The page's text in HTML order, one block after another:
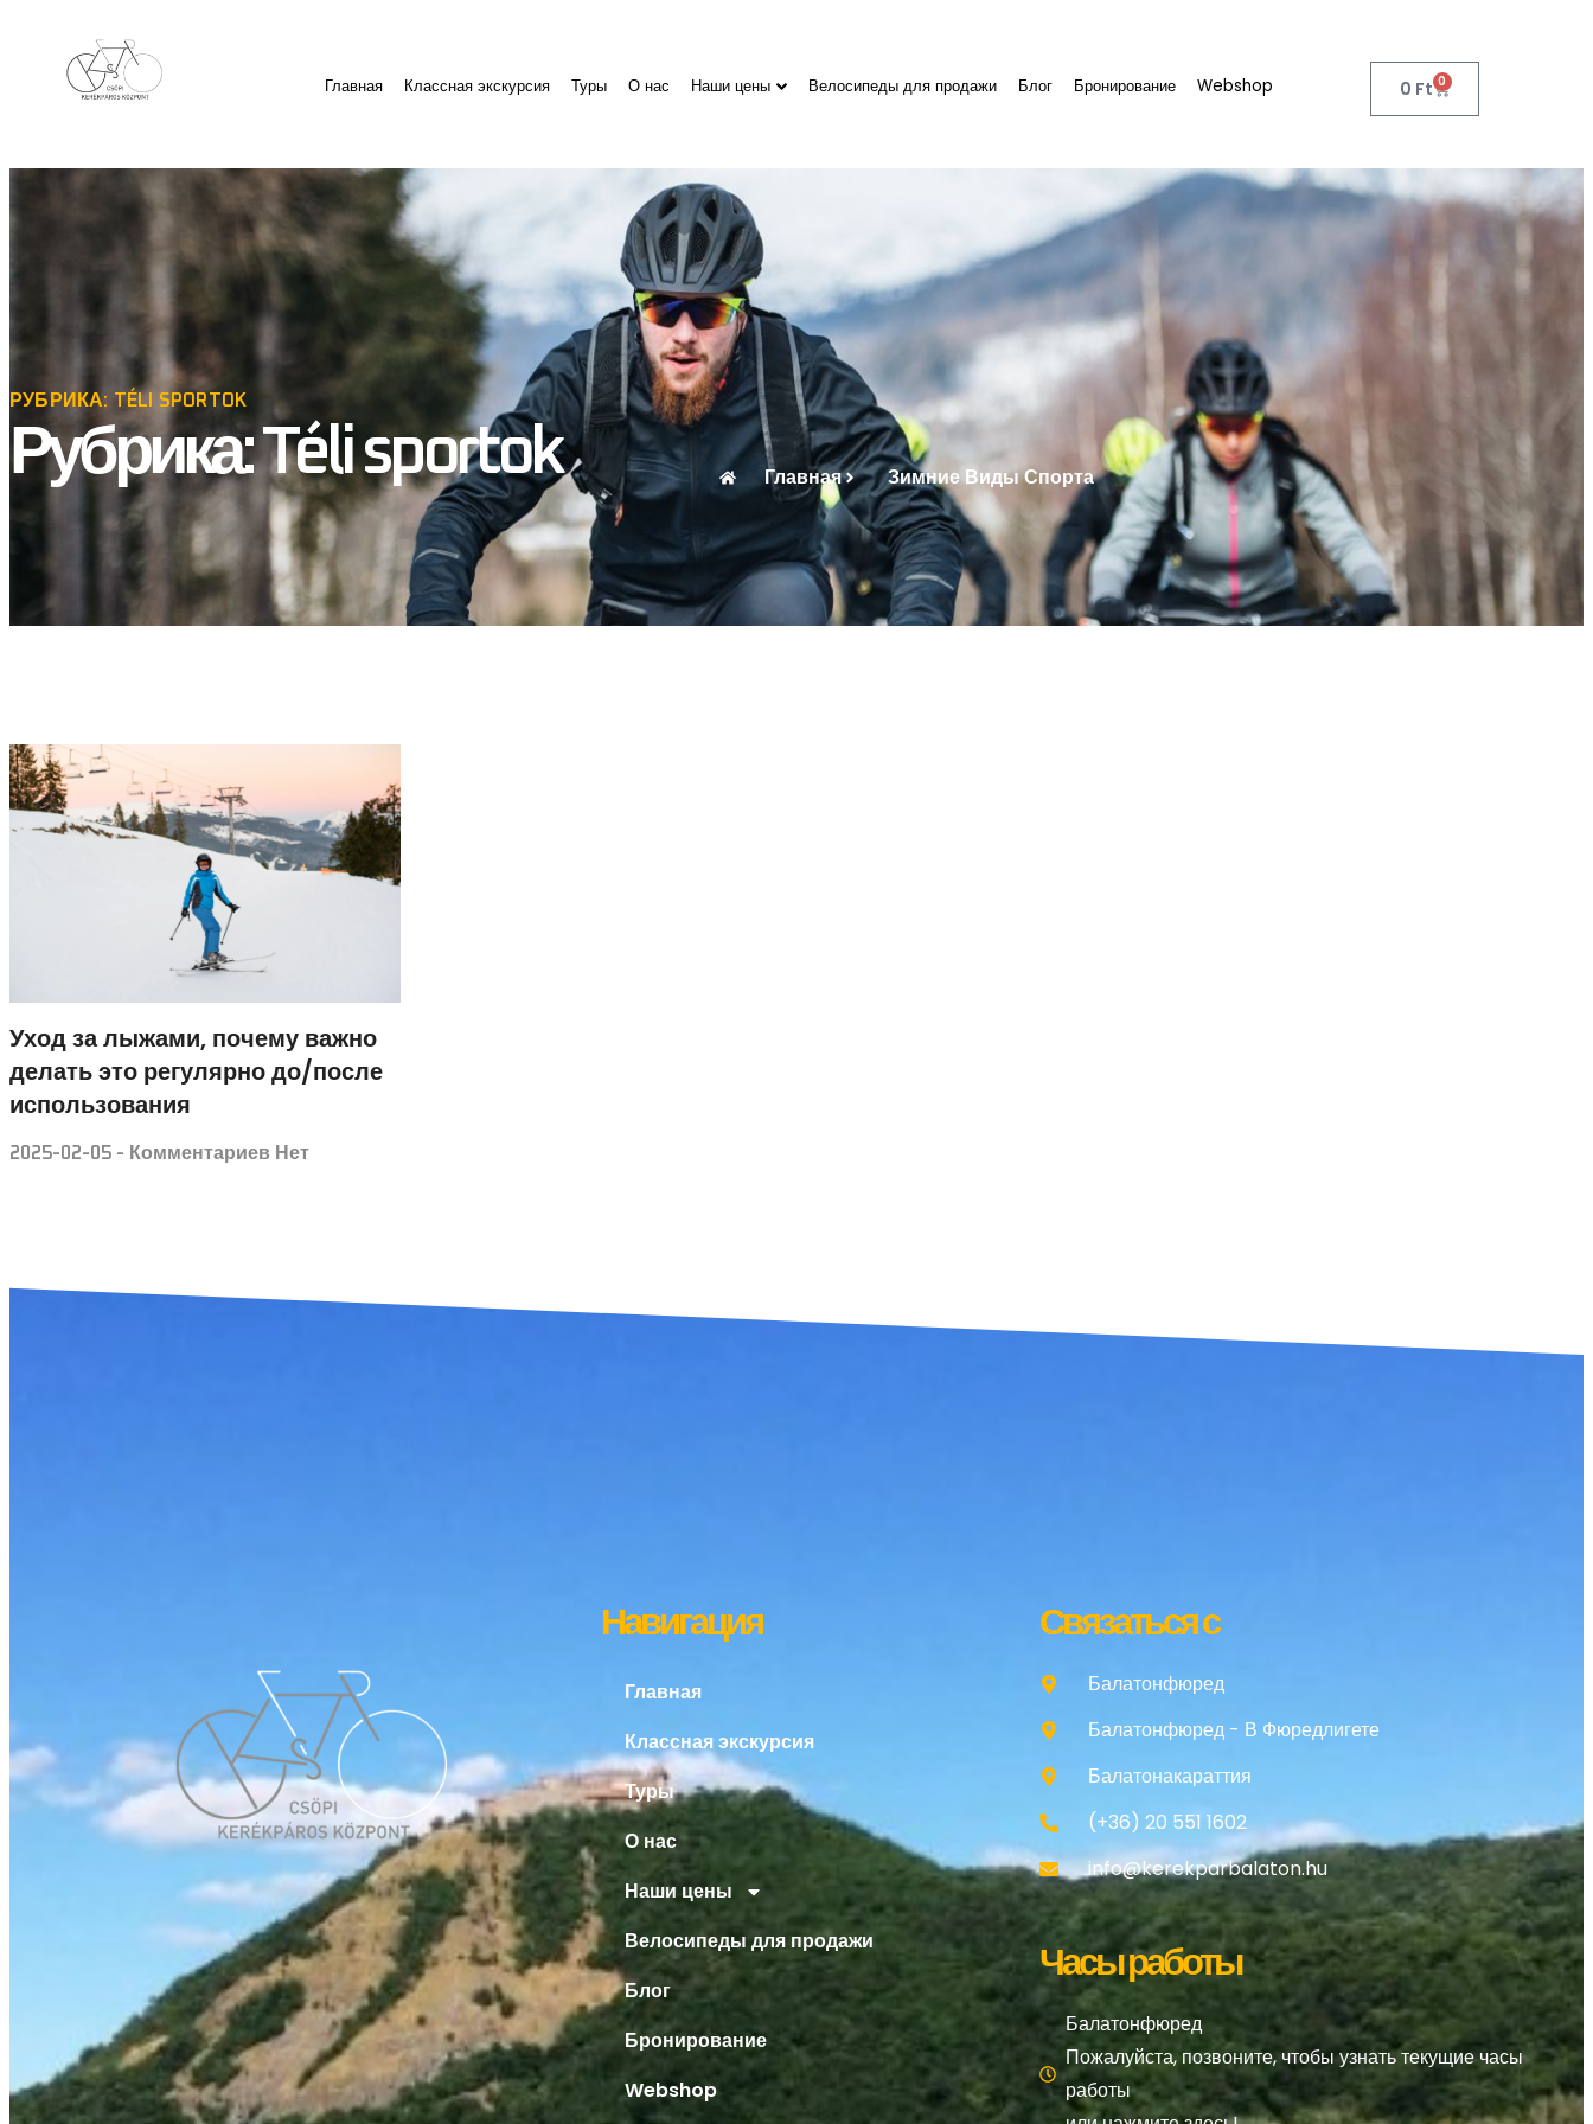
Главная Классная экскурсия Туры О нас Наши цены Велосипеды для продажи Блог Бронирование Webshop 0 Ft 0
РУБРИКА: TÉLI SPORTOK
Рубрика: Téli sportok Главная Зимние Виды Спорта
Уход за лыжами, почему важно
делать это регулярно до/после
использования
2025-02-05 Комментариев Нет
Навигация
Главная
Классная экскурсия
Туры
О нас
Наши цены
Велосипеды для продажи
Блог
Бронирование
Webshop
Связаться с
Балатонфюред
Балатонфюред - В Фюредлигете
Балатонакараттия
(+36) 20 551 1602
info@kerekparbalaton.hu
Часы работы
Балатонфюред
Пожалуйста, позвоните, чтобы узнать текущие часы
работы
или нажмитездесь!